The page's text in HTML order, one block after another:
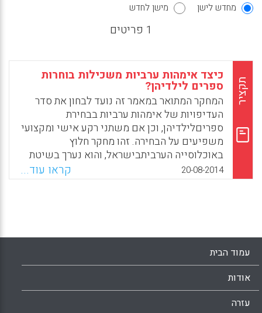
מחדש לישן
מישן לחדש
1 פריטים
תקציר
כיצד אימהות ערביות משכילות בוחרות
ספרים לילדיהן?
המחקר המתואר במאמר זה נועד לבחון את סדר
העדיפויות של אימהות ערביות בבחירת
ספריםלילדיהן, וכן אם משתני רקע אישי ומקצועי
משפיעים על הבחירה. זהו מחקר חלוץ
באוכלוסייה הערביתבישראל, והוא נערך בשיטת
המחקר הכמותי (אחמד עאזם, ישראלה וייס).
20-08-2014 קראו עוד...
עמוד הבית
אודות
עזרה